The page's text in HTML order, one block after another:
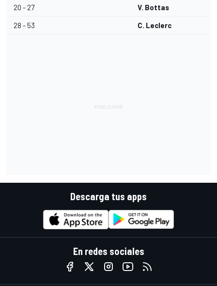
20 - 27 V. Bottas
28 - 53 C. Leclerc
Descarga tus apps
En redes sociales